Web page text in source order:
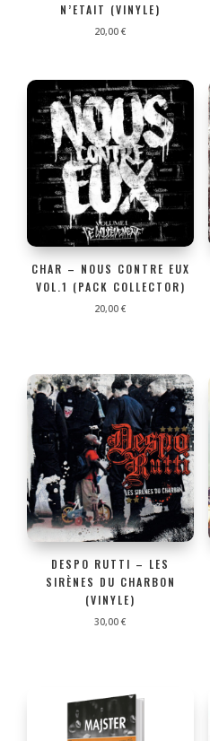
N’ETAIT (VINYLE)
20,00€
CHAR – NOUS CONTRE EUX
VOL.1 (PACK COLLECTOR)
20,00€
DESPO RUTTI – LES
SIRÈNES DU CHARBON
(VINYLE)
30,00€